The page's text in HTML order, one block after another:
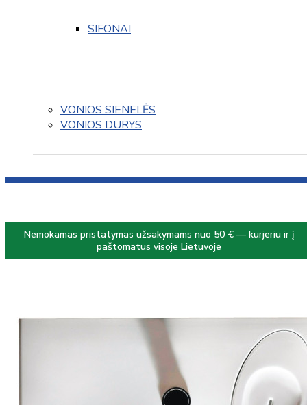
SIFONAI
VONIOS SIENELĖS
VONIOS DURYS
Nemokamas pristatymas užsakymams nuo 50 € — kurjeriu ir į
paštomatus visoje Lietuvoje